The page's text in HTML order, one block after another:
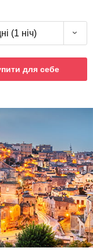
(1 ніч)
для себе